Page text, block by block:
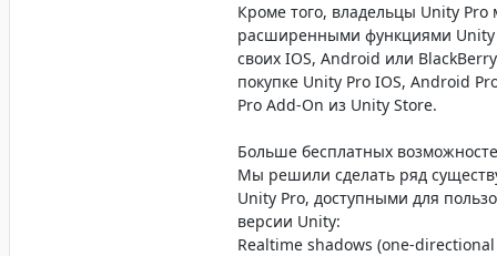
Кроме того, владельцы Unity Pro
расширенными функциями
своих IOS, Android или
покупке Unity Pro IOS, Android
Pro Add-On из Unity Store.
Больше бесплатных
Мы решили сделать ряд
Unity Pro, доступными для
версии Unity:
Realtime shadows (one-